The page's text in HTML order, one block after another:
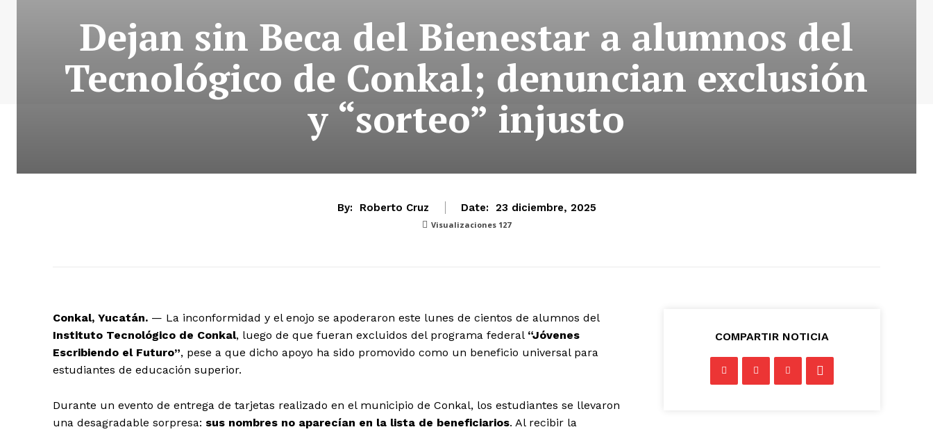
Dejan sin Beca del Bienestar a alumnos del
Tecnológico de Conkal; denuncian exclusión
y “sorteo” injusto
By: Roberto Cruz Date: 23 diciembre, 2025
Visualizaciones 127
Conkal, Yucatán. — La inconformidad y el enojo se apoderaron este lunes de cientos de alumnos del
Instituto Tecnológico de Conkal, luego de que fueran excluidos del programa federal “Jóvenes
Escribiendo el Futuro”, pese a que dicho apoyo ha sido promovido como un beneficio universal para
estudiantes de educación superior.
Durante un evento de entrega de tarjetas realizado en el municipio de Conkal, los estudiantes se llevaron
una desagradable sorpresa: sus nombres no aparecían en la lista de beneficiarios. Al recibir la
COMPARTIR NOTICIA